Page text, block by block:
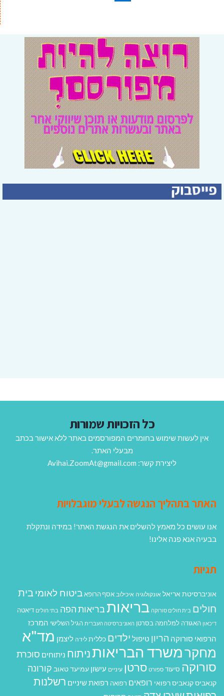
כל הזכויות שמורות
אין לעשות שימוש בחומרים המפורסמים באתר ללא אישור בכתב
מבעלי האתר.
ליצירת קשר: Avihai.ZoomAt@gmail.com
האתר בתהליך הנגשה לבעלי מוגבלויות
אנו עושים כל מאמץ להשלים את הנגשת האתר! במידה ונתקלת
בבעיה אנא פנה אלינו!
תגיות
אוניברסיטת אריאל אונקולוגיה איכילוב אסף הרופא ביטוח לאומיבית
חולים בית חולים סורוקה בריאותבריאות הפה בתי חולים דיאטה
דיכאון האגודה למלחמה בסרטן האוניברסיטה העברית הגיל השלישי המרכז
הרפואי סורוקה הריון טיפול ילדים כללית לידה ליצמן מד"א
מחקרמשרד הבריאותניתוח ניתוחים סוכרת
סורוקה סיעוד ספורט סרטן עיניים עישון עמיעד טאוב קורונה
קנאביסקנאביס רפואי רופאים רפואה רפואת שיניים רשלנות